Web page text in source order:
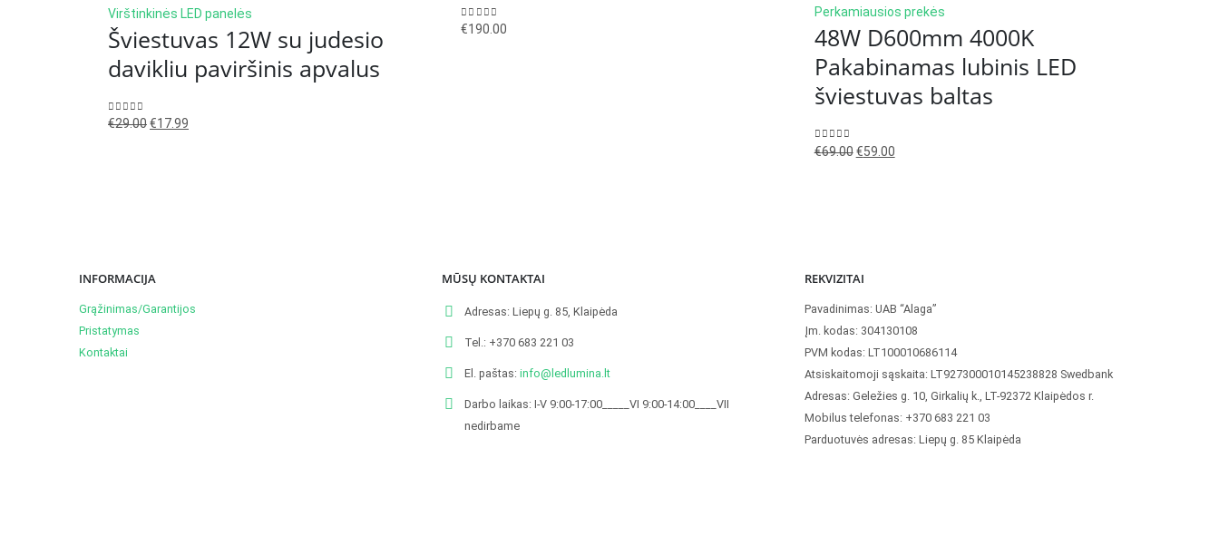
Virštinkinės LED panelės
Šviestuvas 12W su judesio
davikliu paviršinis apvalus
0out of 5
€29.00Original
€17.99
0out of 5
€190.00
Perkamiausios prekės
48W D600mm 4000K
Pakabinamas lubinis LED
šviestuvas baltas
0out of 5
€69.00 Original
€59.00Current
INFORMACIJA
Grąžinimas/Garantijos
Pristatymas
Kontaktai
MŪSŲ KONTAKTAI
Adresas: Liepų g. 85, Klaipėda
Tel.: +370 683 221 03
El. paštas: info@ledlumina.lt
Darbo laikas: I-V 9:00-17:00_____VI 9:00-14:00____VII
nedirbame
REKVIZITAI
Pavadinimas: UAB “Alaga”
Įm. kodas: 304130108
PVM kodas: LT100010686114
Atsiskaitomoji sąskaita: LT927300010145238828 Swedbank
Adresas: Geležies g. 10, Girkalių k., LT-92372 Klaipėdos r.
Mobilus telefonas: +370 683 221 03
Parduotuvės adresas: Liepų g. 85 Klaipėda